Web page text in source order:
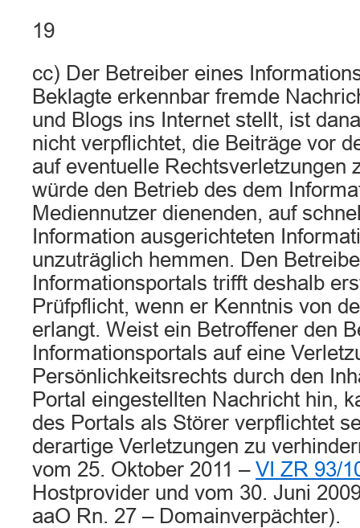
19
cc) Der Betreiber eines
Beklagte erkennbar fremde
und Blogs ins Internet stellt, ist
nicht verpflichtet, die Beiträge vor
auf eventuelle Rechtsverletzungen
würde den Betrieb des dem
Mediennutzer dienenden, auf
Information ausgerichteten
unzuträglich hemmen. Den
Informationsportals trifft deshalb
Prüfpflicht, wenn er Kenntnis von
erlangt. Weist ein Betroffener den
Informationsportals auf eine
Persönlichkeitsrechts durch den
Portal eingestellten Nachricht hin,
des Portals als Störer verpflichtet
derartige Verletzungen zu
vom 25. Oktober 2011 – VI ZR 93/
Hostprovider und vom 30. Juni
aaO Rn. 27 – Domainverpächter).